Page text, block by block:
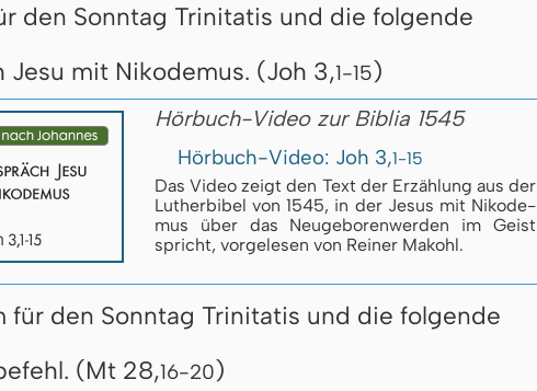
den Sonntag Trinitatis und die folgende
Jesu mit Nikodemus. (Joh 3,1-15)
Hörbuch-Video zur Biblia 1545
Hörbuch-Video: Joh 3,1-15
Das Video zeigt den Text der Er­zäh­lung aus der
Luther­bi­bel von 1545, in der Je­sus mit Ni­ko­de­
mus über das Neu­ge­bo­ren­wer­den im Geist
spricht, vor­ge­le­sen von Reiner Makohl.
für den Sonntag Trinitatis und die folgende
(Mt 28,16-20)